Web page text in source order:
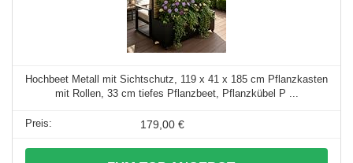
Hochbeet Metall mit Sichtschutz, 119 x 41 x 185 cm Pflanzkasten
mit Rollen, 33 cm tiefes Pflanzbeet, Pflanzkübel P ...
179,00 €